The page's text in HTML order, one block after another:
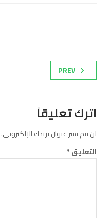
PREV
اترك تعليقاً
لن يتم نشر عنوان بريدك الإلكتروني.
التعليق*